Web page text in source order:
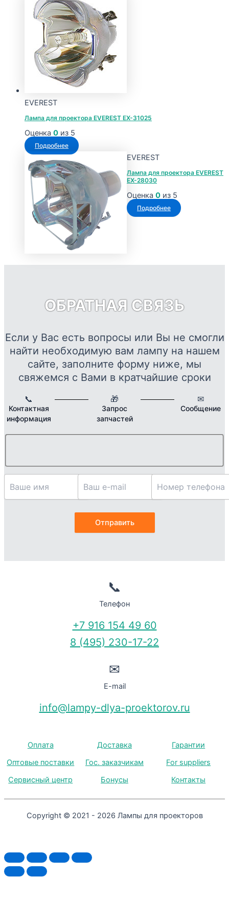
10106 ₽
–
19905 ₽
EVEREST
Лампа для проектора EVEREST EX-31025
Оценка 0 из 5
Подробнее
EVEREST
Лампа для проектора EVEREST
EX-28030
Оценка 0 из 5
Подробнее
ОБРАТНАЯ СВЯЗЬ
Если у Вас есть вопросы или Вы не смогли
найти необходимую вам лампу на нашем
сайте, заполните форму ниже, мы
свяжемся с Вами в кратчайшие сроки
📞
Контактная
информация
🎁
Запрос
запчастей
✉
Сообщение
📞
Телефон
+7 916 154 49 60
8 (495) 230-17-22
✉
E-mail
info@lampy-dlya-proektorov.ru
Оплата Доставка
Гарантии
Оптовые поставки
Гос. заказчикам
For suppliers
Сервисный центр
Бонусы Контакты
Copyright © 2021 - 2026 Лампы для проекторов